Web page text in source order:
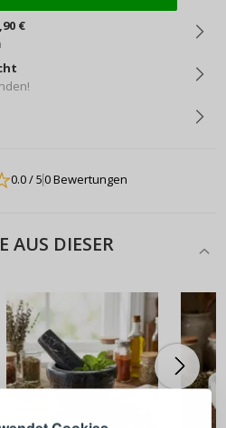
€
0.0/ 50 Bewertungen
AUS DIESER
REGISTRIEREN
sich bei Ihrem